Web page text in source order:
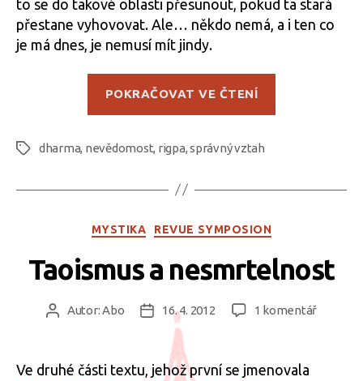
to se do takové oblasti přesunout, pokud ta stará
přestane vyhovovat. Ale… někdo nemá, a i ten co
je má dnes, je nemusí mít jindy.
POKRAČOVAT VE ČTENÍ
Štítkydharma, nevědomost, rigpa,správný vztah
Rubriky
MYSTIKA REVUE SYMPOSION
Taoismus a nesmrtelnost
AutorAutor:Abo
Datum
příspěvku
16. 4. 2012 1 komentářu
Ve druhé části textu, jehož první se jmenovala